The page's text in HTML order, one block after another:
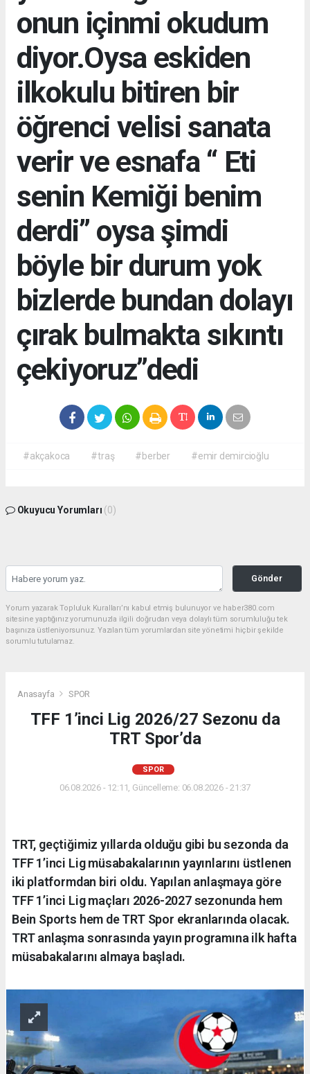
onun içinmi okudum
diyor.Oysa eskiden
ilkokulu bitiren bir
öğrenci velisi sanata
verir ve esnafa “ Eti
senin Kemiği benim
derdi” oysa şimdi
böyle bir durum yok
bizlerde bundan dolayı
çırak bulmakta sıkıntı
çekiyoruz”dedi
#akçakoca #traş #berber #emir demircioğlu
Okuyucu Yorumları (0)
Gönder
Yorum yazarak Topluluk Kuralları’nı kabul etmiş bulunuyor ve haber380.com
sitesine yaptığınız yorumunuzla ilgili doğrudan veya dolaylı tüm sorumluluğu tek
başınıza üstleniyorsunuz. Yazılan tüm yorumlardan site yönetimi hiçbir şekilde
sorumlu tutulamaz.
Anasayfa SPOR
TFF 1’inci Lig 2026/27 Sezonu da
TRT Spor’da
SPOR
06.08.2026 - 12:11, Güncelleme: 06.08.2026 - 21:37
TRT, geçtiğimiz yıllarda olduğu gibi bu sezonda da
TFF 1’inci Lig müsabakalarının yayınlarını üstlenen
iki platformdan biri oldu. Yapılan anlaşmaya göre
TFF 1’inci Lig maçları 2026-2027 sezonunda hem
Bein Sports hem de TRT Spor ekranlarında olacak.
TRT anlaşma sonrasında yayın programına ilk hafta
müsabakalarını almaya başladı.